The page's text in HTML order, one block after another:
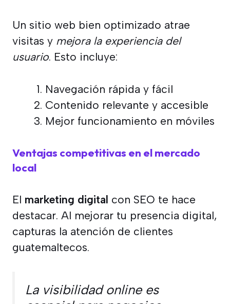
Un sitio web bien optimizado atrae
visitas y mejora la experiencia del
usuario. Esto incluye:
Navegación rápida y fácil
Contenido relevante y accesible
Mejor funcionamiento en móviles
Ventajas competitivas en el mercado
local
El marketing digital con SEO te hace
destacar. Al mejorar tu presencia digital,
capturas la atención de clientes
guatemaltecos.
La visibilidad online es